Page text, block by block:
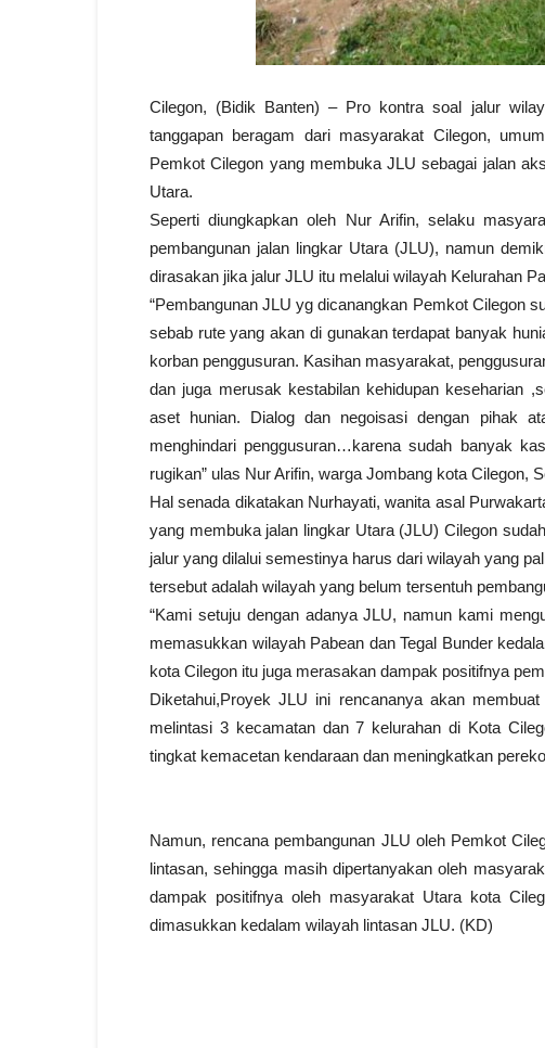
Cilegon, (Bidik Banten) – Pro kontra soal jalur
tanggapan beragam dari masyarakat Cilegon,
Pemkot Cilegon yang membuka JLU sebagai jalan
Utara.
Seperti diungkapkan oleh Nur Arifin, selaku
pembangunan jalan lingkar Utara (JLU), namun
dirasakan jika jalur JLU itu melalui wilayah Kelurahan
“Pembangunan JLU yg dicanangkan Pemkot Cilegon
sebab rute yang akan di gunakan terdapat banyak
korban penggusuran. Kasihan masyarakat,
dan juga merusak kestabilan kehidupan keseharian
aset hunian. Dialog dan negoisasi dengan pihak
menghindari penggusuran…karena sudah banyak
rugikan” ulas Nur Arifin, warga Jombang kota Cilegon,
Hal senada dikatakan Nurhayati, wanita asal
yang membuka jalan lingkar Utara (JLU) Cilegon
jalur yang dilalui semestinya harus dari wilayah yang
tersebut adalah wilayah yang belum tersentuh
“Kami setuju dengan adanya JLU, namun kami
memasukkan wilayah Pabean dan Tegal Bunder
kota Cilegon itu juga merasakan dampak positifnya
Diketahui,Proyek JLU ini rencananya akan
melintasi 3 kecamatan dan 7 kelurahan di Kota
tingkat kemacetan kendaraan dan meningkatkan
Namun, rencana pembangunan JLU oleh Pemkot
lintasan, sehingga masih dipertanyakan oleh
dampak positifnya oleh masyarakat Utara kota
dimasukkan kedalam wilayah lintasan JLU. (KD)